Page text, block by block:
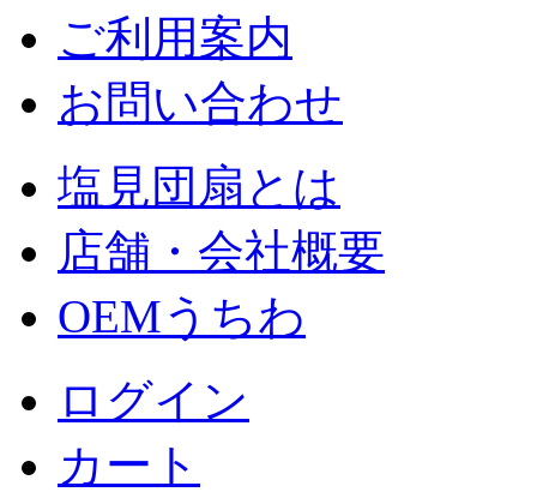
ご利用案内
お問い合わせ
塩見団扇とは
店舗・会社概要
OEMうちわ
ログイン
カート